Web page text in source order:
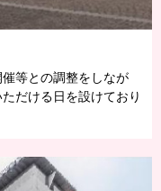
等との調整をしなが
だける日を設けており